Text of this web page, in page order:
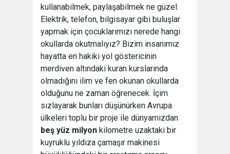
kullanabilmek, paylaşabilmek ne güzel.
Elektrik, telefon, bilgisayar gibi buluşlar
yapmak için çocuklarımızı nerede hangi
okullarda okutmalıyız? Bizim insanımız
hayatta en hakiki yol göstericinin
merdiven altındaki kuran kurslarında
olmadığını ilim ve fen okunan okullarda
olduğunu ne zaman öğrenecek. İçim
sızlayarak bunları düşünürken Avrupa
ülkeleri toplu bir proje ile dünyamızdan
beş yüz milyon kilometre uzaktaki bir
kuyruklu yıldıza çamaşır makinesi